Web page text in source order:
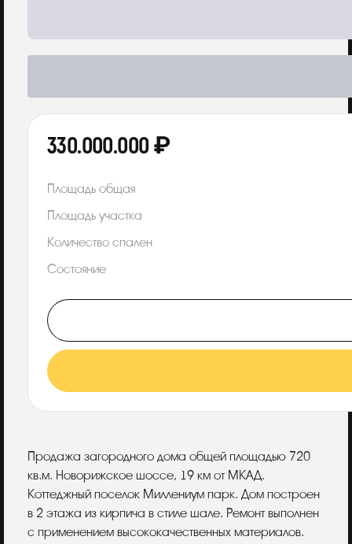
330.000.000 ₽
Площадь общая
Площадь участка
Количество спален
Состояние
Описание
Продажа загородного дома общей площадью 720
кв.м. Новорижское шоссе, 19 км от МКАД.
Коттеджный поселок Миллениум парк. Дом построен
в 2 этажа из кирпича в стиле шале. Ремонт выполнен
с применением высококачественных материалов.